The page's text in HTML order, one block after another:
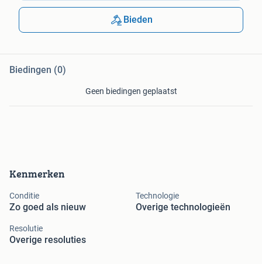
Kenmerken
Conditie
Zo goed als nieuw
Technologie
Overige technologieën
Resolutie
Overige resoluties
Bieden
Biedingen (0)
Geen biedingen geplaatst